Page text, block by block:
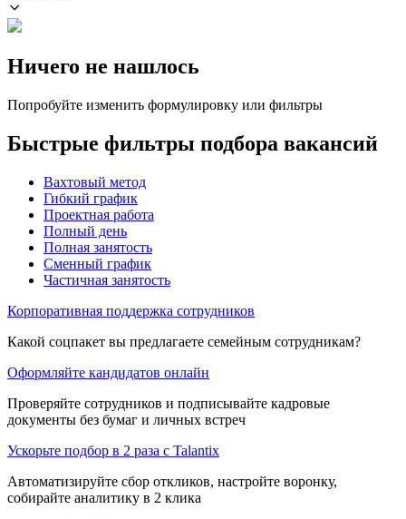
Ничего не нашлось
Попробуйте изменить формулировку или фильтры
Быстрые фильтры подбора вакансий
Вахтовый метод
Гибкий график
Проектная работа
Полный день
Полная занятость
Сменный график
Частичная занятость
Корпоративная поддержка сотрудников
Какой соцпакет вы предлагаете семейным сотрудникам?
Оформляйте кандидатов онлайн
Проверяйте сотрудников и подписывайте кадровые
документы без бумаг и личных встреч
Ускорьте подбор в 2 раза с Talantix
Автоматизируйте сбор откликов, настройте воронку,
собирайте аналитику в 2 клика